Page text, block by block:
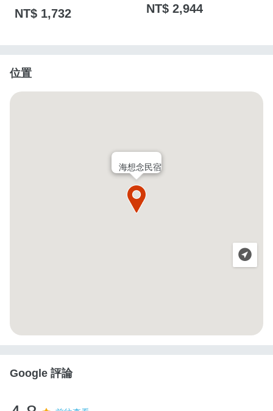
NT$ 1,732 NT$ 2,944
位置
海想念民宿
Google 評論